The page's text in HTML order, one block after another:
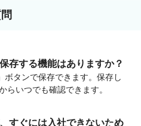
存する機能はありますか？
タンで保存できます。保存し
らいつでも確認できます。
すぐには入社できないため